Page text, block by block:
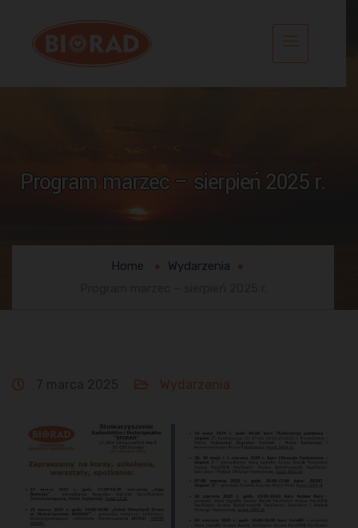
Program marzec – sierpień 2025 r.
Home
Wydarzenia
Wydarzenia